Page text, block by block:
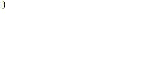
)